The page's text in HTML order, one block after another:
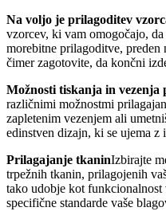
Na voljo je prilagoditev
vzorcev, ki vam omogočajo,
morebitne prilagoditve, preden
čimer zagotovite, da končni
Možnosti tiskanja in vezenja
različnimi možnostmi
zapletenim vezenjem ali
edinstven dizajn, ki se ujema z
Prilagajanje tkaninIzbirajte
trpežnih tkanin, prilagojenih
tako udobje kot
specifične standarde vaše